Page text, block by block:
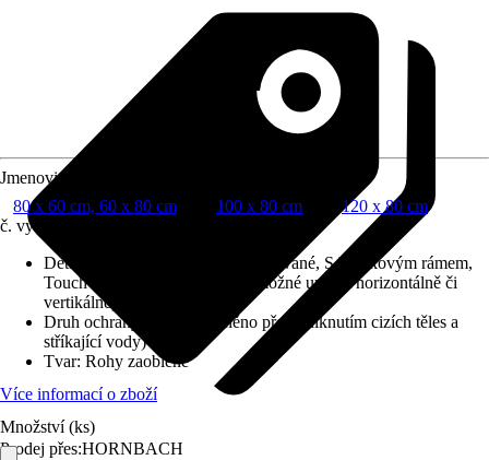
Prodej přes:HORNBACH
Jmenovitý rozměr v cm
80 x 60 cm, 60 x 80 cm
100 x 80 cm
120 x 80 cm
č. výrobku
Detaily výrobku
Osvětlení integrované, S hliníkovým rámem,
Touch Sensor, Reversibilní (je možné umístit horizontálně či
vertikálně)
Druh ochrany
IP 44 (chráněno před vniknutím cizích těles a
stříkající vody)
Tvar: Rohy zaoblené
Více informací o zboží
Množství (ks)